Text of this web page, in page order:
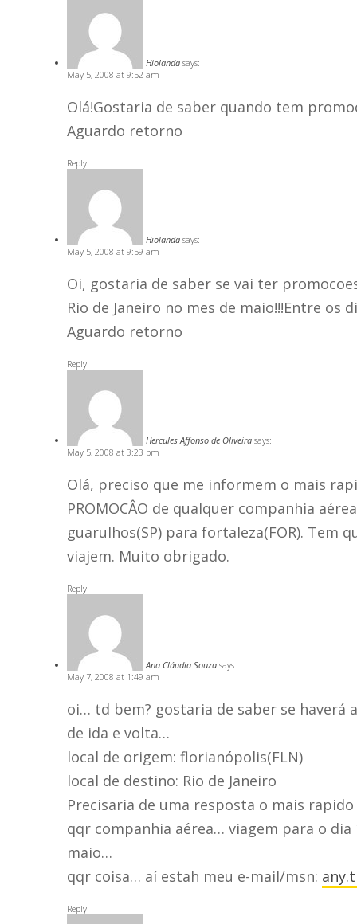
Hiolanda says:
May 5, 2008 at 9:52 am
Olá!Gostaria de saber quando tem
Aguardo retorno
Reply
Hiolanda says:
May 5, 2008 at 9:59 am
Oi, gostaria de saber se vai ter
Rio de Janeiro no mes de maio!!!Entre os
Aguardo retorno
Reply
Hercules Affonso de Oliveira says:
May 5, 2008 at 3:23 pm
Olá, preciso que me informem o mais
PROMOCÂO de qualquer companhia
guarulhos(SP) para fortaleza(FOR). Tem
viajem. Muito obrigado.
Reply
Ana Cláudia Souza says:
May 7, 2008 at 1:49 am
oi… td bem? gostaria de saber se haverá
de ida e volta…
local de origem: florianópolis(FLN)
local de destino: Rio de Janeiro
Precisaria de uma resposta o mais
qqr companhia aérea… viagem para o
maio…
qqr coisa… aí estah meu e-mail/msn:
Reply